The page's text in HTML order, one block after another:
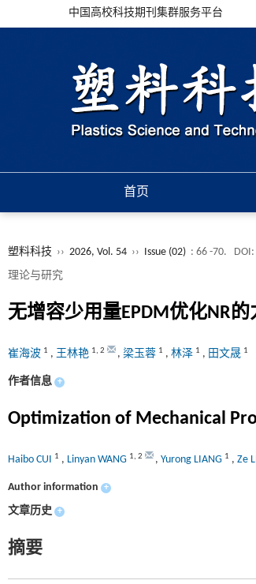
中国高校科技期刊集群服务平台
首页
塑料科技 ›› 2026, Vol. 54 ›› Issue (02) : 66 -70. DOI:
理论与研究
无增容少用量EPDM优化NR
崔海波 1 , 王林艳 1, 2 , 梁玉蓉 1 , 林泽 1 , 田文晟 1
作者信息 +
Optimization of Mechanical
Haibo CUI 1 , Linyan WANG 1, 2 , Yurong LIANG 1 , Ze
Author information +
文章历史 +
摘要